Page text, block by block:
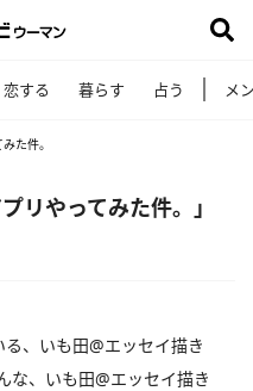
恋する 暮らす 占う メ
た件。
リやってみた件。」
、いも田@エッセイ描き
な、いも田@エッセイ描き